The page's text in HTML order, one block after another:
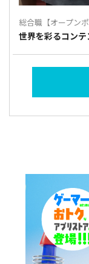
総合職【オープンポ
世界を彩るコンテ